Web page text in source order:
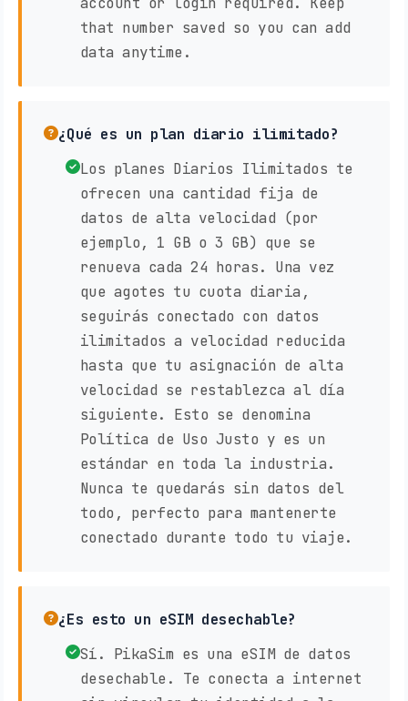
that number saved so you can add
data anytime.
¿Qué es un plan diario ilimitado?
Los planes Diarios Ilimitados te
ofrecen una cantidad fija de
datos de alta velocidad (por
ejemplo, 1 GB o 3 GB) que se
renueva cada 24 horas. Una vez
que agotes tu cuota diaria,
seguirás conectado con datos
ilimitados a velocidad reducida
hasta que tu asignación de alta
velocidad se restablezca al día
siguiente. Esto se denomina
Política de Uso Justo y es un
estándar en toda la industria.
Nunca te quedarás sin datos del
todo, perfecto para mantenerte
conectado durante todo tu viaje.
¿Es esto un eSIM desechable?
Sí. PikaSim es una eSIM de datos
desechable. Te conecta a internet